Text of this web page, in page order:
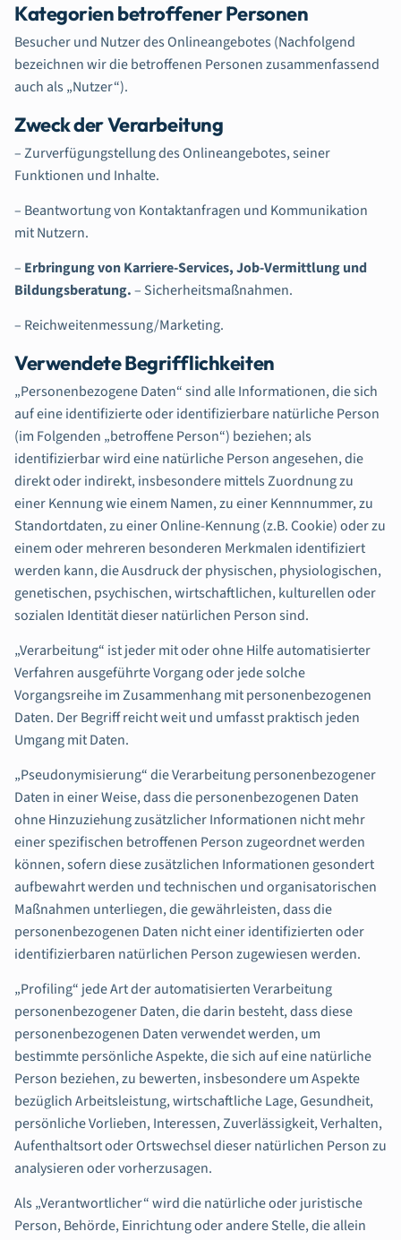
Kategorien betroffener Personen
Besucher und Nutzer des Onlineangebotes (Nachfolgend
bezeichnen wir die betroffenen Personen zusammenfassend
auch als „Nutzer“).
Zweck der Verarbeitung
– Zurverfügungstellung des Onlineangebotes, seiner
Funktionen und Inhalte.
– Beantwortung von Kontaktanfragen und Kommunikation
mit Nutzern.
– Erbringung von Karriere-Services, Job-Vermittlung und
Bildungsberatung.– Sicherheitsmaßnahmen.
– Reichweitenmessung/Marketing.
Verwendete Begrifflichkeiten
„Personenbezogene Daten“ sind alle Informationen, die sich
auf eine identifizierte oder identifizierbare natürliche Person
(im Folgenden „betroffene Person“) beziehen; als
identifizierbar wird eine natürliche Person angesehen, die
direkt oder indirekt, insbesondere mittels Zuordnung zu
einer Kennung wie einem Namen, zu einer Kennnummer, zu
Standortdaten, zu einer Online-Kennung (z.B. Cookie) oder zu
einem oder mehreren besonderen Merkmalen identifiziert
werden kann, die Ausdruck der physischen, physiologischen,
genetischen, psychischen, wirtschaftlichen, kulturellen oder
sozialen Identität dieser natürlichen Person sind.
„Verarbeitung“ ist jeder mit oder ohne Hilfe automatisierter
Verfahren ausgeführte Vorgang oder jede solche
Vorgangsreihe im Zusammenhang mit personenbezogenen
Daten. Der Begriff reicht weit und umfasst praktisch jeden
Umgang mit Daten.
„Pseudonymisierung“ die Verarbeitung personenbezogener
Daten in einer Weise, dass die personenbezogenen Daten
ohne Hinzuziehung zusätzlicher Informationen nicht mehr
einer spezifischen betroffenen Person zugeordnet werden
können, sofern diese zusätzlichen Informationen gesondert
aufbewahrt werden und technischen und organisatorischen
Maßnahmen unterliegen, die gewährleisten, dass die
personenbezogenen Daten nicht einer identifizierten oder
identifizierbaren natürlichen Person zugewiesen werden.
„Profiling“ jede Art der automatisierten Verarbeitung
personenbezogener Daten, die darin besteht, dass diese
personenbezogenen Daten verwendet werden, um
bestimmte persönliche Aspekte, die sich auf eine natürliche
Person beziehen, zu bewerten, insbesondere um Aspekte
bezüglich Arbeitsleistung, wirtschaftliche Lage, Gesundheit,
persönliche Vorlieben, Interessen, Zuverlässigkeit, Verhalten,
Aufenthaltsort oder Ortswechsel dieser natürlichen Person zu
analysieren oder vorherzusagen.
Als „Verantwortlicher“ wird die natürliche oder juristische
Person, Behörde, Einrichtung oder andere Stelle, die allein